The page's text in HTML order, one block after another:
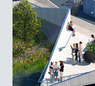
Беседка-барбекю